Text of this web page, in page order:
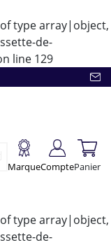
type array|object,
de-
line 129
MarqueComptePanier
type array|object,
de-